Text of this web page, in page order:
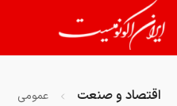
اقتصاد و صنعت عمومی